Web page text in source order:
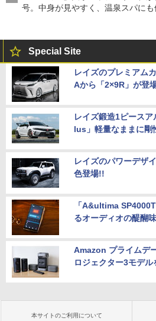
号。中身が見やすく、温泉スパにも
Special Site
レイズのプレミアム
Aから「2×9R」が登
レイズ鍛造1ピース
lus」軽量なままに剛
レイズのパワーデザ
色登場!!
「A&ultima
るオーディオの醍醐味
Amazon プライムデ
ロジェクター3モデル
本サイトのご利用について